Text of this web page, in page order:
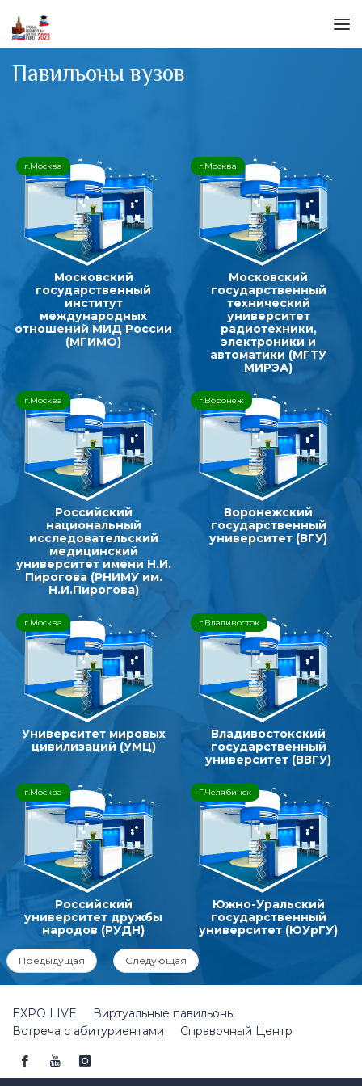
Павильоны вузов
Московский
государственный
институт
международных
отношений МИД России
(МГИМО)
г.Москва
Московский
государственный
технический
университет
радиотехники,
электроники и
автоматики (МГТУ
МИРЭА)
г.Москва
Российский
национальный
исследовательский
медицинский
университет имени Н.И.
Пирогова (РНИМУ им.
Н.И.Пирогова)
г.Москва
Воронежский
государственный
университет (ВГУ)
г.Воронеж
Университет мировых
цивилизаций (УМЦ)
г.Москва
Владивостокский
государственный
университет (ВВГУ)
г.Владивосток
Российский
университет дружбы
народов (РУДН)
г.Москва
Южно-Уральский
государственный
университет (ЮУрГУ)
Г.Челябинск
Предыдущая Следующая
EXPO LIVE
Виртуальные павильоны
Встреча с абитуриентами
Справочный Центр